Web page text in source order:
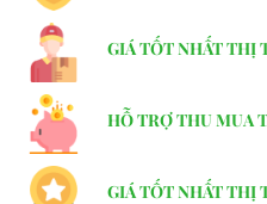
GIÁ TỐT NHẤT THỊ
HỖ TRỢ THU MUA
GIÁ TỐT NHẤT THỊ